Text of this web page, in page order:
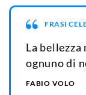
FRASI
La bellezza
ognuno di
FABIO VOLO